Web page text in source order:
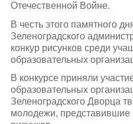
Отечественной Войне.
В честь этого памятного
Зеленоградского
конкур рисунков среди
образовательных
В конкурсе приняли
образовательных
Зеленоградского Дворца
молодежи, представившие